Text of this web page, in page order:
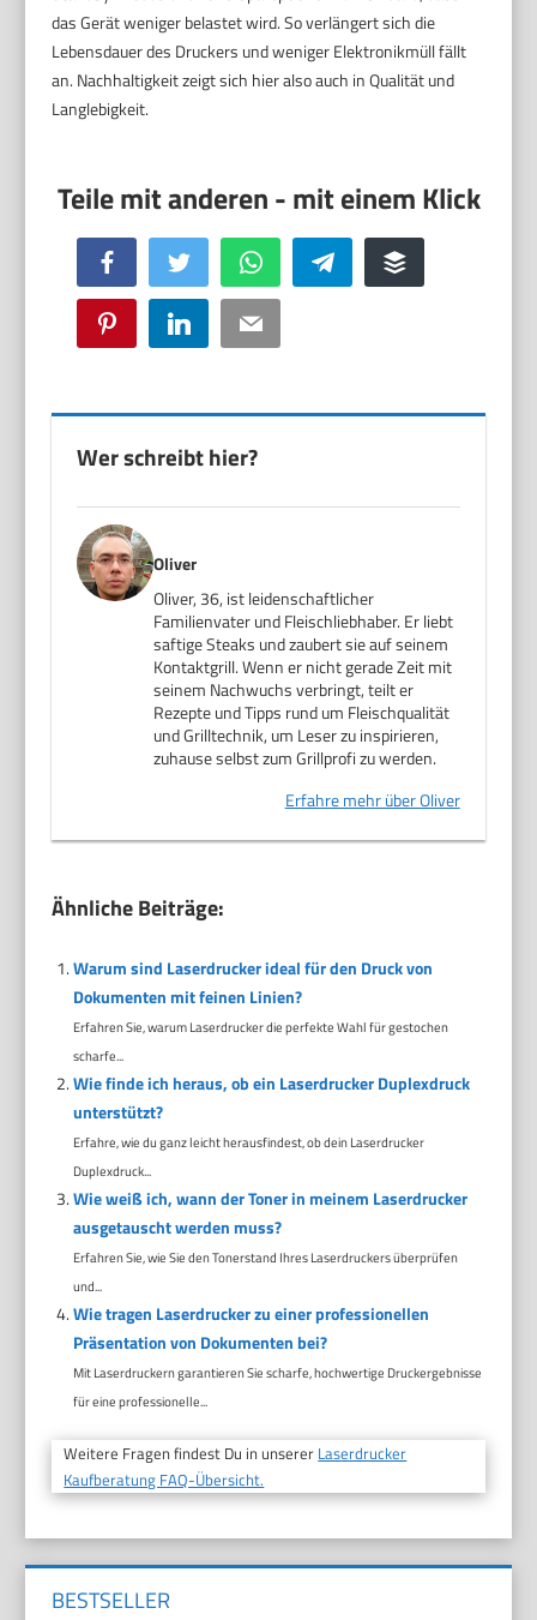
das Gerät weniger belastet wird. So verlängert sich die
Lebensdauer des Druckers und weniger Elektronikmüll fällt
an. Nachhaltigkeit zeigt sich hier also auch in Qualität und
Langlebigkeit.
Facebook Twitter WhatsApp Telegram Buffer
Pinterest LinkedIn Email
Wer schreibt hier?
Oliver
Oliver, 36, ist leidenschaftlicher
Familienvater und Fleischliebhaber. Er liebt
saftige Steaks und zaubert sie auf seinem
Kontaktgrill. Wenn er nicht gerade Zeit mit
seinem Nachwuchs verbringt, teilt er
Rezepte und Tipps rund um Fleischqualität
und Grilltechnik, um Leser zu inspirieren,
zuhause selbst zum Grillprofi zu werden.
Erfahre mehr über Oliver
Ähnliche Beiträge:
Warum sind Laserdrucker ideal für den Druck von
Dokumenten mit feinen Linien?
Erfahren Sie, warum Laserdrucker die perfekte Wahl für gestochen
scharfe...
Wie finde ich heraus, ob ein Laserdrucker Duplexdruck
unterstützt?
Erfahre, wie du ganz leicht herausfindest, ob dein Laserdrucker
Duplexdruck...
Wie weiß ich, wann der Toner in meinem Laserdrucker
ausgetauscht werden muss?
Erfahren Sie, wie Sie den Tonerstand Ihres Laserdruckers überprüfen
und...
Wie tragen Laserdrucker zu einer professionellen
Präsentation von Dokumenten bei?
Mit Laserdruckern garantieren Sie scharfe, hochwertige Druckergebnisse
für eine professionelle...
Weitere Fragen findest Du in unserer Laserdrucker
Kaufberatung FAQ-Übersicht.
BESTSELLER